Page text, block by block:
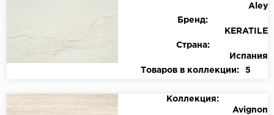
Aley
Бренд:
KERATILE
Страна:
Испания
Товаров в коллекции:
5
Коллекция:
Avignon